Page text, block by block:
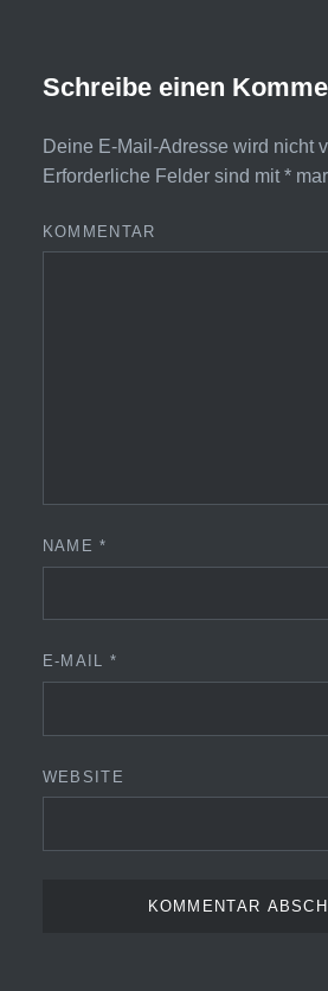
Schreibe einen
Deine E-Mail-Adresse wird nicht
Erforderliche Felder sind mit *
KOMMENTAR
NAME*
E-MAIL *
WEBSITE